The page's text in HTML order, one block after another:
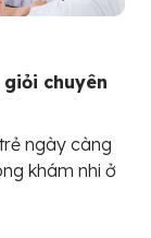
chuyên
ngày càng
khám nhi ở